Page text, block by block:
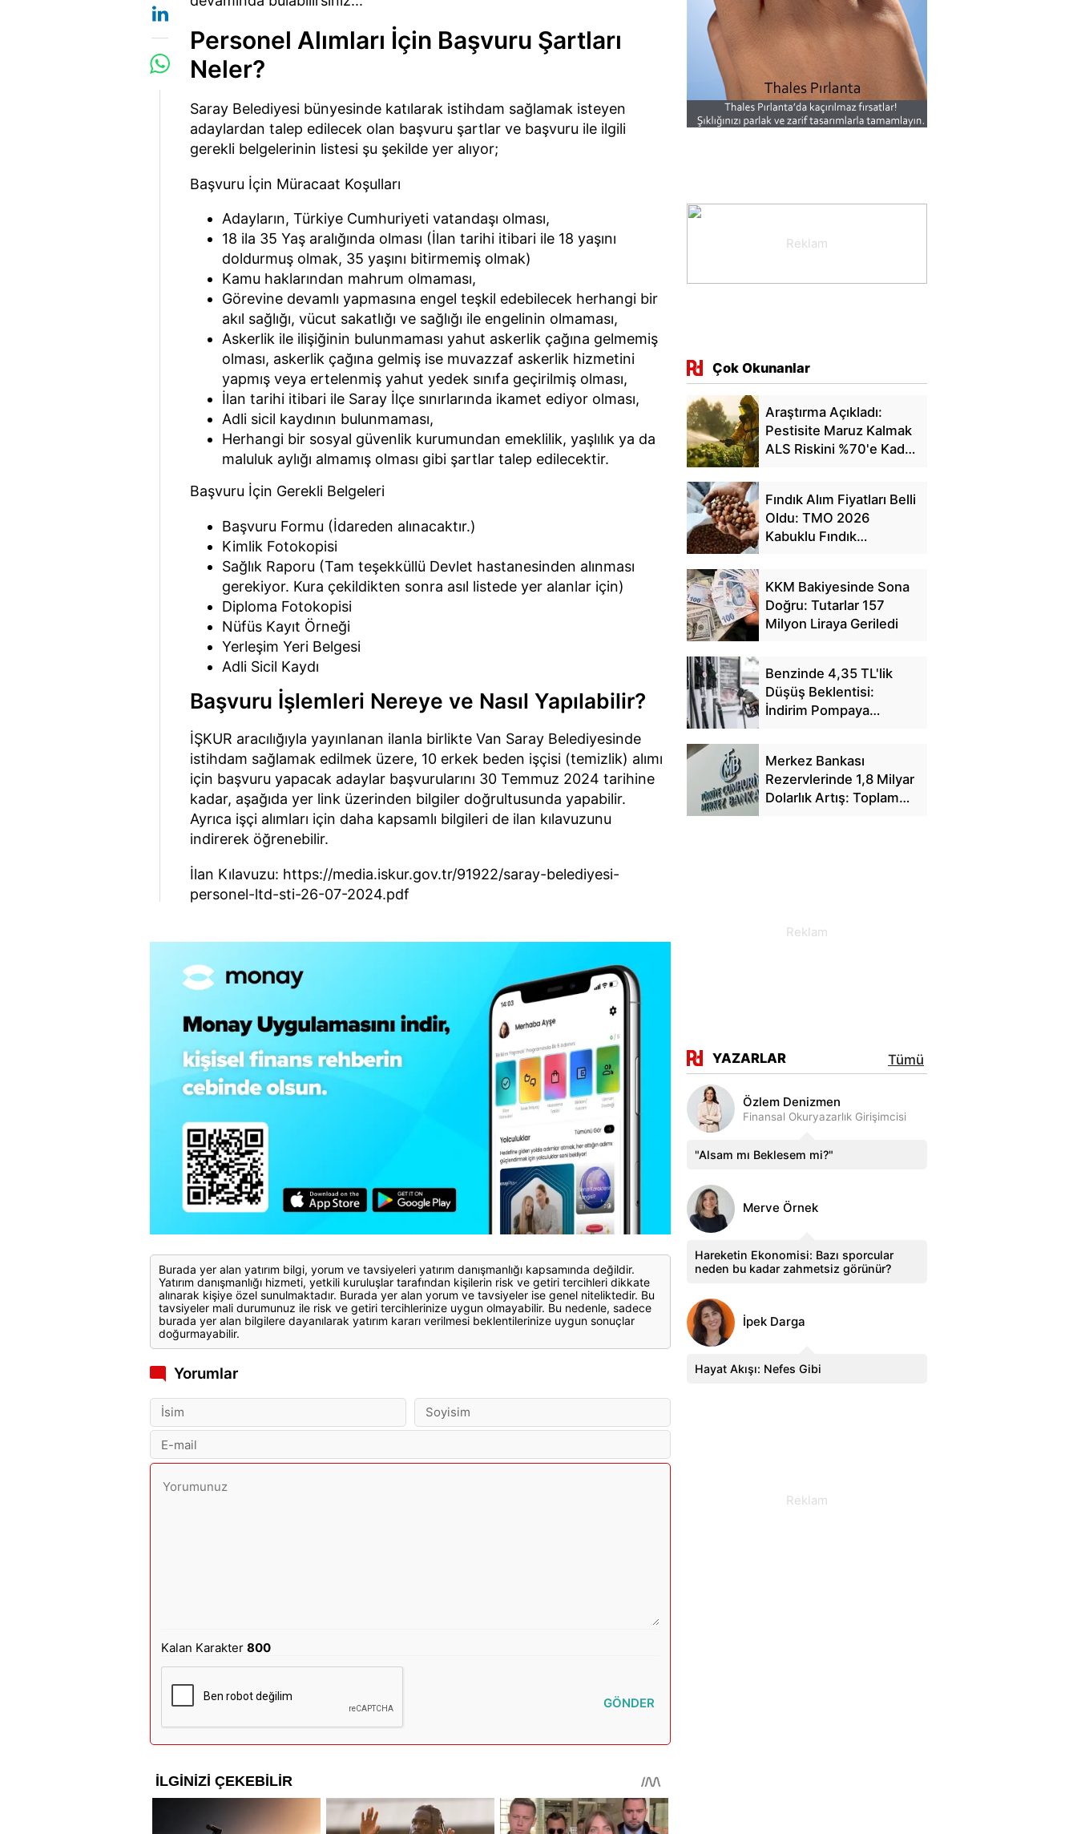
Personel Alımları İçin Başvuru Şartları
Neler?
Saray Belediyesi bünyesinde katılarak istihdam sağlamak isteyen
adaylardan talep edilecek olan başvuru şartlar ve başvuru ile ilgili
gerekli belgelerinin listesi şu şekilde yer alıyor;
Başvuru İçin Müracaat Koşulları
Adayların, Türkiye Cumhuriyeti vatandaşı olması,
18 ila 35 Yaş aralığında olması (İlan tarihi itibari ile 18 yaşını
doldurmuş olmak, 35 yaşını bitirmemiş olmak)
Kamu haklarından mahrum olmaması,
Görevine devamlı yapmasına engel teşkil edebilecek herhangi bir
akıl sağlığı, vücut sakatlığı ve sağlığı ile engelinin olmaması,
Askerlik ile ilişiğinin bulunmaması yahut askerlik çağına gelmemiş
olması, askerlik çağına gelmiş ise muvazzaf askerlik hizmetini
yapmış veya ertelenmiş yahut yedek sınıfa geçirilmiş olması,
İlan tarihi itibari ile Saray İlçe sınırlarında ikamet ediyor olması,
Adli sicil kaydının bulunmaması,
Herhangi bir sosyal güvenlik kurumundan emeklilik, yaşlılık ya da
maluluk aylığı almamış olması gibi şartlar talep edilecektir.
Başvuru İçin Gerekli Belgeleri
Başvuru Formu (İdareden alınacaktır.)
Kimlik Fotokopisi
Sağlık Raporu (Tam teşekküllü Devlet hastanesinden alınması
gerekiyor. Kura çekildikten sonra asıl listede yer alanlar için)
Diploma Fotokopisi
Nüfüs Kayıt Örneği
Yerleşim Yeri Belgesi
Adli Sicil Kaydı
Başvuru İşlemleri Nereye ve Nasıl Yapılabilir?
İŞKUR aracılığıyla yayınlanan ilanla birlikte Van Saray Belediyesinde
istihdam sağlamak edilmek üzere, 10 erkek beden işçisi (temizlik) alımı
için başvuru yapacak adaylar başvurularını 30 Temmuz 2024 tarihine
kadar, aşağıda yer link üzerinden bilgiler doğrultusunda yapabilir.
Ayrıca işçi alımları için daha kapsamlı bilgileri de ilan kılavuzunu
indirerek öğrenebilir.
İlan Kılavuzu: https://media.iskur.gov.tr/91922/saray-belediyesi-
personel-ltd-sti-26-07-2024.pdf
Burada yer alan yatırım bilgi, yorum ve tavsiyeleri yatırım danışmanlığı kapsamında değildir.
Yatırım danışmanlığı hizmeti, yetkili kuruluşlar tarafından kişilerin risk ve getiri tercihleri dikkate
alınarak kişiye özel sunulmaktadır. Burada yer alan yorum ve tavsiyeler ise genel niteliktedir. Bu
tavsiyeler mali durumunuz ile risk ve getiri tercihlerinize uygun olmayabilir. Bu nedenle, sadece
burada yer alan bilgilere dayanılarak yatırım kararı verilmesi beklentilerinize uygun sonuçlar
doğurmayabilir.
Yorumlar
Kalan Karakter800
GÖNDER
Çok Okunanlar
Araştırma Açıkladı:
Pestisite Maruz Kalmak
ALS Riskini %70'e Kadar
Fındık Alım Fiyatları Belli
Oldu: TMO 2026
Kabuklu Fındık
KKM Bakiyesinde Sona
Doğru: Tutarlar 157
Milyon Liraya Geriledi
Benzinde 4,35 TL'lik
Düşüş Beklentisi:
İndirim Pompaya
Merkez Bankası
Rezervlerinde 1,8 Milyar
Dolarlık Artış: Toplam
YAZARLAR Tümü
Özlem Denizmen
Finansal Okuryazarlık Girişimcisi
"Alsam mı Beklesem mi?"
Merve Örnek
Hareketin Ekonomisi: Bazı sporcular
neden bu kadar zahmetsiz görünür?
İpek Darga
Hayat Akışı: Nefes Gibi